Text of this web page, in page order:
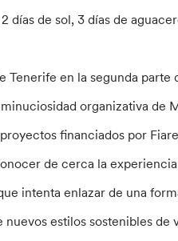
días de sol, 3 días de
en la segunda parte
organizativa de
financiados por
de cerca la
intenta enlazar de una
estilos sostenibles de